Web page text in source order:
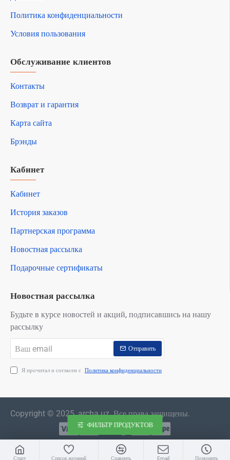
Старт Список желаний Сравнить Email Позвонить
Политика конфиденциальности
Условия пользования
Обслуживание клиентов
Контакты
Возврат и гарантия
Карта сайта
Брэнды
Кабинет
Кабинет
История заказов
Партнерская программа
Новостная рассылка
Подарочные сертификаты
Новостная рассылка
Будьте в курсе новостей и акций, подписавшись на нашу
рассылку
email
Отправить
Я прочитал и согласен с Политика конфиденциальности
Copyright © 2025, archa.uz. Все права защищены.
ФИЛЬТР ПРОДУКТОВ